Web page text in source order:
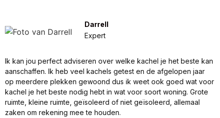
Darrell
Expert
Ik kan jou perfect adviseren over welke kachel je het beste kan
aanschaffen. Ik heb veel kachels getest en de afgelopen jaar
op meerdere plekken gewoond dus ik weet ook goed wat voor
kachel je het beste nodig hebt in wat voor soort woning. Grote
ruimte, kleine ruimte, geïsoleerd of niet geïsoleerd, allemaal
zaken om rekening mee te houden.